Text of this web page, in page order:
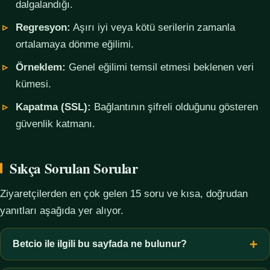
dalgalandığı.
Regresyon: Aşırı iyi veya kötü serilerin zamanla
ortalamaya dönme eğilimi.
Örneklem: Genel eğilimi temsil etmesi beklenen veri
kümesi.
Kapatma (SSL): Bağlantının şifreli olduğunu gösteren
güvenlik katmanı.
Sıkça Sorulan Sorular
Ziyaretçilerden en çok gelen 15 soru ve kısa, doğrudan
yanıtları aşağıda yer alıyor.
Betcio ile ilgili bu sayfada ne bulunur?
Bu sayfada yalnızca kavramsal bilgi, terim açıklamaları, veri